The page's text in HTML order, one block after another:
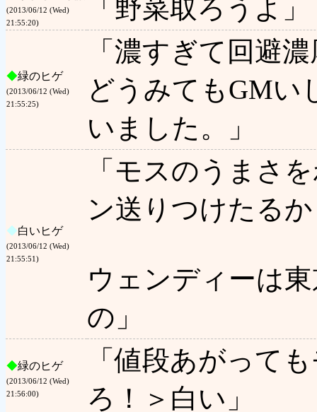
(2013/06/12 (Wed)
21:55:20)
「野菜取ろうよ」
◆緑のヒゲ
(2013/06/12 (Wed)
21:55:25)
「濃すぎて回避
どうみてもGMい
いました。」
◆白いヒゲ
(2013/06/12 (Wed)
21:55:51)
「モスのうまさ
ン送りつけたる
ウェンディーは
の」
◆緑のヒゲ
(2013/06/12 (Wed)
21:56:00)
「値段あがって
ろ！＞白い」